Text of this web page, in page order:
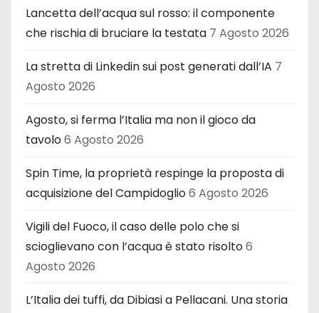
Lancetta dell’acqua sul rosso: il componente
che rischia di bruciare la testata 7 Agosto 2026
La stretta di Linkedin sui post generati dall’IA 7
Agosto 2026
Agosto, si ferma l’Italia ma non il gioco da
tavolo6 Agosto 2026
Spin Time, la proprietà respinge la proposta di
acquisizione del Campidoglio6 Agosto 2026
Vigili del Fuoco, il caso delle polo che si
scioglievano con l’acqua è stato risolto6
Agosto 2026
L’Italia dei tuffi, da Dibiasi a Pellacani. Una storia